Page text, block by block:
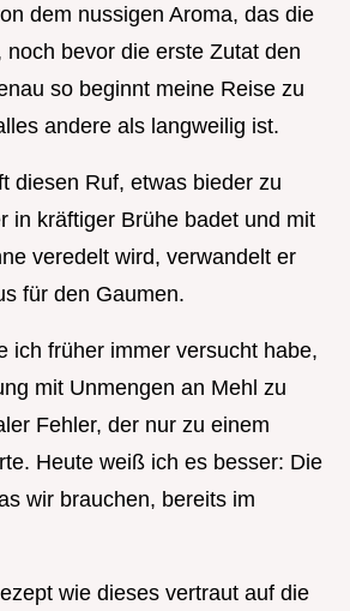
dem nussigen Aroma, das die
bevor die erste Zutat den
so beginnt meine Reise zu
andere als langweilig ist.
diesen Ruf, etwas bieder zu
in kräftiger Brühe badet und mit
veredelt wird, verwandelt er
für den Gaumen.
ich früher immer versucht habe,
mit Unmengen an Mehl zu
Fehler, der nur zu einem
Heute weiß ich es besser: Die
wir brauchen, bereits im
wie dieses vertraut auf die